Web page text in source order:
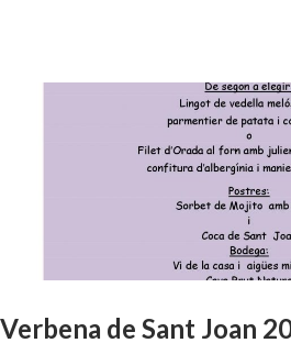
Verbena de Sant Joan